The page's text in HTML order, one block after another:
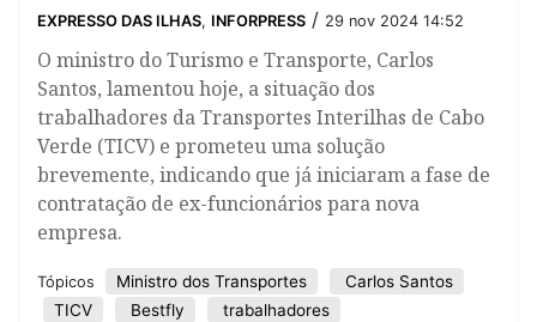
EXPRESSO DAS ILHAS, INFORPRESS / 29 nov 2024 14:52
O ministro do Turismo e Transporte, Carlos
Santos, lamentou hoje, a situação dos
trabalhadores da Transportes Interilhas de Cabo
Verde (TICV) e prometeu uma solução
brevemente, indicando que já iniciaram a fase de
contratação de ex-funcionários para nova
empresa.
Tópicos Ministro dos Transportes
Carlos Santos
TICV
Bestfly trabalhadores